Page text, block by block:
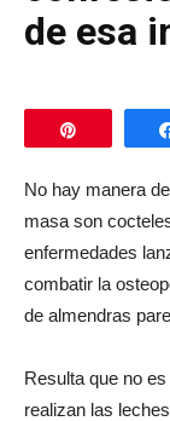
de esa
No hay manera
masa son
enfermedades
combatir la
de almendras
Resulta que no
realizan las